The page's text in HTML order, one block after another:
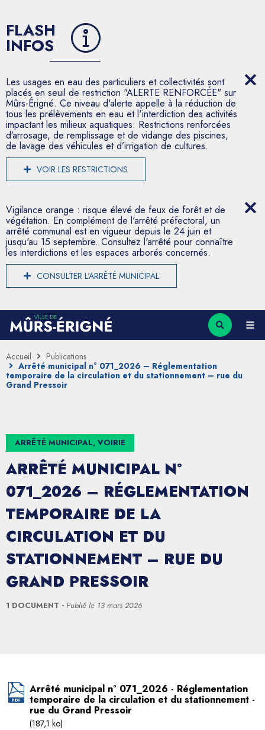
FLASH
INFOS
Les usages en eau des particuliers et collectivités sont
placés en seuil de restriction "ALERTE RENFORCÉE" sur
Mûrs-Érigné. Ce niveau d'alerte appelle à la réduction de
tous les prélèvements en eau et l'interdiction des activités
impactant les milieux aquatiques. Restrictions renforcées
d’arrosage, de remplissage et de vidange des piscines,
de lavage des véhicules et d’irrigation de cultures.
VOIR LES RESTRICTIONS
Vigilance orange : risque élevé de feux de forêt et de
végétation. En complément de l'arrêté préfectoral, un
arrêté communal est en vigueur depuis le 24 juin et
jusqu'au 15 septembre. Consultez l'arrêté pour connaître
les interdictions et les espaces arborés concernés.
CONSULTER L'ARRÊTÉ MUNICIPAL
Accueil
Publications
Arrêté municipal n° 071_2026 – Réglementation
temporaire de la circulation et du stationnement – rue du
Grand Pressoir
ARRÊTÉ MUNICIPAL, VOIRIE
ARRÊTÉ MUNICIPAL N°
071_2026 – RÉGLEMENTATION
TEMPORAIRE DE LA
CIRCULATION ET DU
STATIONNEMENT – RUE DU
GRAND PRESSOIR
1 DOCUMENT Publié le 13 mars 2026
Arrêté municipal n° 071_2026 - Réglementation
temporaire de la circulation et du stationnement -
rue du Grand Pressoir
(187,1 ko)